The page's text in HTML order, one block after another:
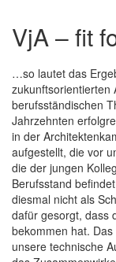
VjA – fit
…so lautet das
zukunftsorientierten
berufsständischen
Jahrzehnten
in der
aufgestellt, die vor
die der jungen
Berufsstand
diesmal nicht als
dafür gesorgt, dass
bekommen hat.
unsere technische